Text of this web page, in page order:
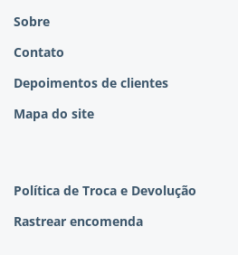
Sobre
Contato
Depoimentos de clientes
Mapa do site
Política de Troca e Devolução
Rastrear encomenda